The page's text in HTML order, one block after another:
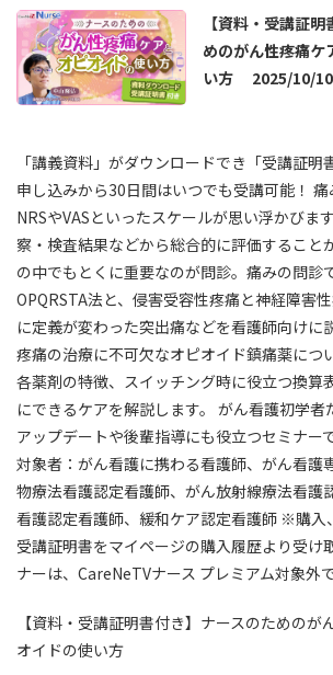
★★★★
★★★★★ 2026/04/14(火)
その他の医療従事者 該当なし 該当なし
ご家族様のお気持ちがどのように変化する
★★★★
★★★★★ 2026/04/14 (火)
看護師 21～30年目 訪問看護
とても詳しくてためになったのですが、治
葉を聞き慣れていなかったため、内容が今
かった部分がありました。
★★★★★
★★★★★ 2026/04/14(火)
看護師 21～30年目 訪問看護
現在は訪問看護ステーション勤務のため、
医師から教えてもらうことがないため、大
た。本日の講義は病院でも在宅でも同じよ
と思いましたが、在宅で特に注意すること
ったです。
★★★★★
★★★★★ 2026/04/14(火)
看護師 16～20年目
【資料・受講証
めのがん性疼痛ケ
い方 2025/10/
「講義資料」がダウンロードでき「受講証明
申し込みから30日間はいつでも受講可能！
NRSやVASといったスケールが思い浮かびま
察・検査結果などから総合的に評価すること
の中でもとくに重要なのが問診。痛みの問診
OPQRSTA法と、侵害受容性疼痛と神経障害
に定義が変わった突出痛などを看護師向けに
疼痛の治療に不可欠なオピオイド鎮痛薬につ
各薬剤の特徴、スイッチング時に役立つ換算
にできるケアを解説します。 がん看護初学者
アップデートや後輩指導にも役立つセミナー
対象者：がん看護に携わる看護師、がん看護
物療法看護認定看護師、がん放射線療法看護
看護認定看護師、緩和ケア認定看護師 ※購入
受講証明書をマイページの購入履歴より受け
ナーは、CareNeTVナース プレミアム対象外で
【資料・受講証明書付き】ナースのためのが
オイドの使い方